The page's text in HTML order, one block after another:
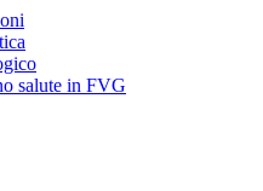
salute in FVG